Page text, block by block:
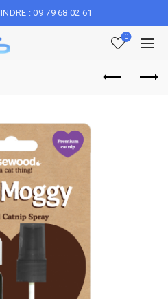
: 09 79 68 02 61
0